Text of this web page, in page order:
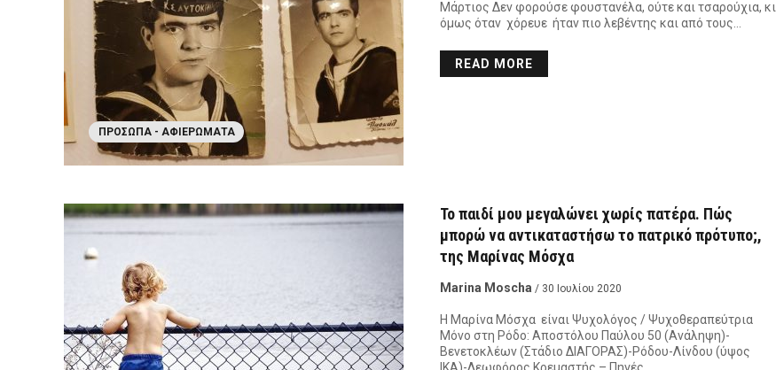
ΠΡΌΣΩΠΑ - ΑΦΙΕΡΏΜΑΤΑ
Μάρτιος Δεν φορούσε φουστανέλα, ούτε και τσαρούχια, κι
όμως όταν χόρευε ήταν πιο λεβέντης και από τους…
READ MORE
Το παιδί μου μεγαλώνει χωρίς πατέρα. Πώς
μπορώ να αντικαταστήσω το πατρικό πρότυπο;,
της Μαρίνας Μόσχα
Marina Moscha / 30 Ιουλίου 2020
Η Μαρίνα Μόσχα είναι Ψυχολόγος / Ψυχοθεραπεύτρια
Μόνο στη Ρόδο: Αποστόλου Παύλου 50 (Ανάληψη)-
Βενετοκλέων (Στάδιο ΔΙΑΓΟΡΑΣ)-Ρόδου-Λίνδου (ύψος